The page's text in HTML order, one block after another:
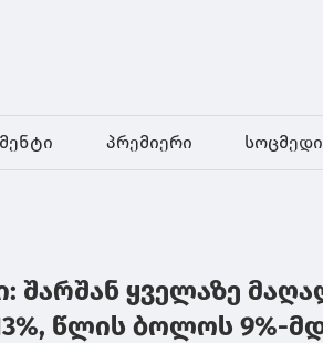
პრემიერი
შარშან ყველაზე
წლის ბოლოს 9%-